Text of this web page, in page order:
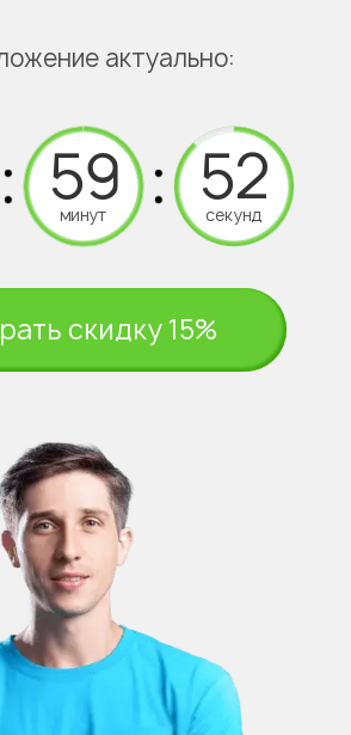
актуально:
минут секунд
скидку 15%